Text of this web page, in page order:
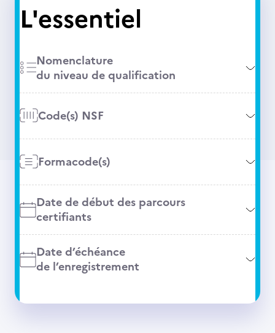
L'essentiel
Nomenclature
du niveau de qualification
Code(s) NSF
Formacode(s)
Date de début des parcours
certifiants
Date d’échéance
de l’enregistrement